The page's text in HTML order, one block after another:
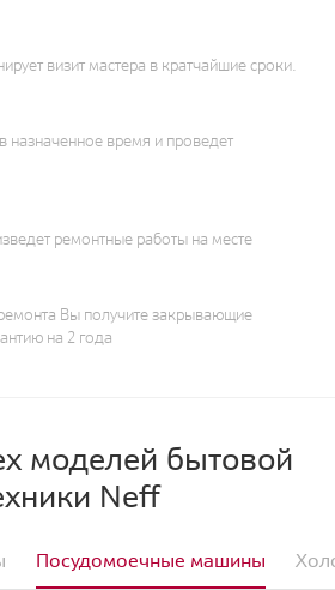
визит мастера в кратчайшие сроки.
назначенное время и проведет
ремонтные работы на месте
Вы получите закрывающие
на 2 года
моделей бытовой
Neff
Посудомоечные машины